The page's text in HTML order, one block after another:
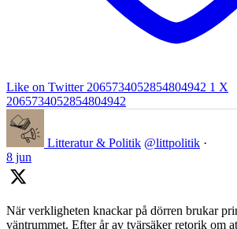
Like on Twitter 2065734052854804942 1 X
2065734052854804942
Litteratur & Politik @littpolitik ·
8 jun
När verkligheten knackar på dörren brukar
väntrummet. Efter år av tvärsäker retorik om